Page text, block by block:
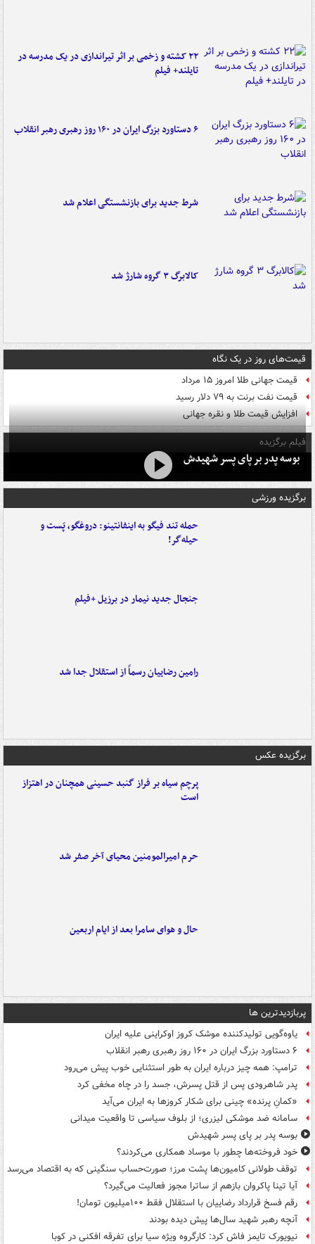
۲۲ کشته و زخمی بر اثر تیراندازی در یک مدرسه در
تایلند+ فیلم
۶ دستاورد بزرگ ایران در ۱۶۰ روز رهبری رهبر انقلاب
شرط جدید برای بازنشستگی اعلام شد
کالابرگ ۳ گروه شارژ شد
قیمت‌های روز در یک نگاه
قیمت جهانی طلا امروز ۱۵ مرداد
قیمت نفت برنت به ۷۹ دلار رسید
افزایش قیمت طلا و نقره جهانی
فیلم برگزیده
بوسه‌ پدر بر پای پسر شهیدش
برگزیده ورزشی
حمله تند فیگو به اینفانتینو: دروغگو، پَست‌ و
حیله‌گر!
جنجال جدید نیمار در برزیل +فیلم
رامین رضاییان رسماً از استقلال جدا شد
برگزیده عکس
پرچم سیاه بر فراز گنبد حسینی همچنان در اهتزاز
است
حرم امیرالمومنین محیای آخر صفر شد
حال و هوای سامرا بعد از ایام اربعین
پربازدیدترین ها
یاوه‌گویی تولیدکننده موشک کروز اوکراینی علیه ایران
۶ دستاورد بزرگ ایران در ۱۶۰ روز رهبری رهبر انقلاب
ترامپ: همه چیز درباره ایران به طور استثنایی خوب پیش می‌رود
پدر شاهرودی پس از قتل پسرش، جسد را در چاه مخفی کرد
«کمانِ پرنده» چینی برای شکار کروزها به ایران می‌آید
سامانه ضد موشکی لیزری؛ از بلوف سیاسی تا واقعیت میدانی
بوسه‌ پدر بر پای پسر شهیدش
خود فروخته‌ها چطور با موساد همکاری می‌کردند؟
توقف طولانی کامیون‌ها پشت مرز؛ صورت‌حساب سنگینی که به اقتصاد می‌رسد
آیا تینا پاکروان بازهم از ساترا مجوز فعالیت می‌گیرد؟
رقم فسخ قرارداد رضاییان با استقلال فقط ۱۰۰میلیون تومان!
آنچه رهبر شهید سال‌ها پیش دیده بودند
نیویورک تایمز فاش کرد: کارگروه ویژه سیا برای تفرقه افکنی در کوبا